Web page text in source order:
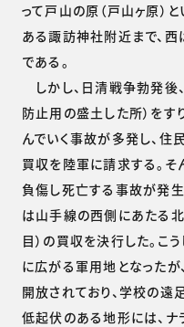
って戸山の原（戸山ヶ原）
ある諏訪神社附近まで、
である。
しかし、日清戦争勃発後
防止用の盛土した所）をす
んでいく事故が多発し、住
買収を陸軍に請求する。
負傷し死亡する事故が発生
は山手線の西側にあたる
目）の買収を決行した。こ
に広がる軍用地となった
開放されており、学校の遠
低起伏のある地形には、ナ